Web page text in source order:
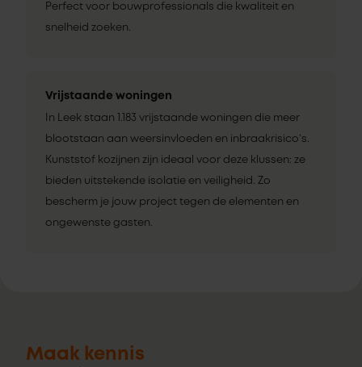
Perfect voor bouwprofessionals die kwaliteit en
snelheid zoeken.
Vrijstaande woningen
In Leek staan 1.183 vrijstaande woningen die meer
blootstaan aan weersinvloeden en inbraakrisico’s.
Kunststof kozijnen zijn ideaal voor deze klussen: ze
bieden uitstekende isolatie en veiligheid. Zo
bescherm je jouw project tegen de elementen en
ongewenste gasten.
Maak kennis